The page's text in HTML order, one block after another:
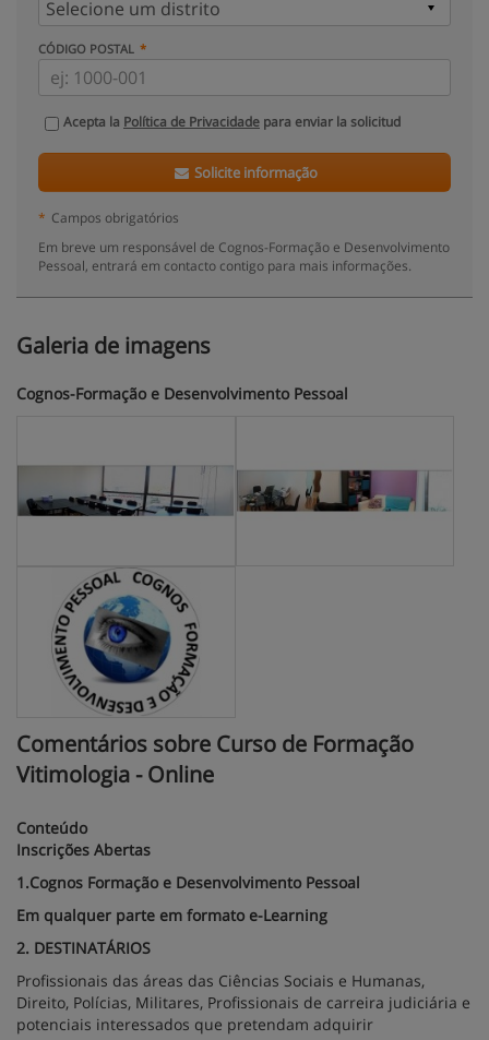
CÓDIGO POSTAL
Acepta la Política de Privacidade para enviar la solicitud
Solicite informação
* Campos obrigatórios
Em breve um responsável de Cognos-Formação e Desenvolvimento
Pessoal, entrará em contacto contigo para mais informações.
Galeria de imagens
Cognos-Formação e Desenvolvimento Pessoal
Comentários sobre Curso de Formação
Vitimologia - Online
Conteúdo
Inscrições Abertas
1.Cognos Formação e Desenvolvimento Pessoal
Em qualquer parte em formato e-Learning
2. DESTINATÁRIOS
Profissionais das áreas das Ciências Sociais e Humanas,
Direito, Polícias, Militares, Profissionais de carreira judiciária e
potenciais interessados que pretendam adquirir